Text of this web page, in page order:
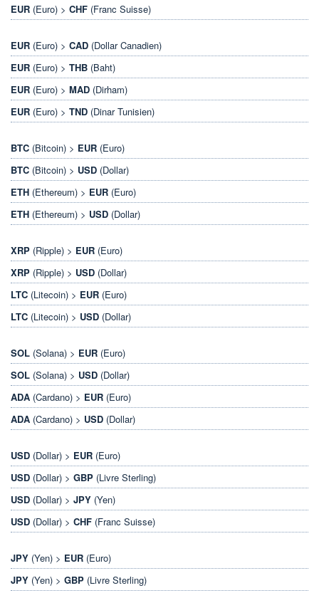
EUR (Euro) > CHF (Franc Suisse)
EUR (Euro) > CAD (Dollar Canadien)
EUR (Euro) > THB (Baht)
EUR (Euro) > MAD (Dirham)
EUR (Euro) > TND (Dinar Tunisien)
BTC (Bitcoin) > EUR (Euro)
BTC (Bitcoin) > USD (Dollar)
ETH (Ethereum) > EUR (Euro)
ETH (Ethereum) > USD (Dollar)
XRP (Ripple) > EUR (Euro)
XRP (Ripple) > USD (Dollar)
LTC (Litecoin) > EUR (Euro)
LTC (Litecoin) > USD (Dollar)
SOL (Solana) > EUR (Euro)
SOL (Solana) > USD (Dollar)
ADA (Cardano) > EUR (Euro)
ADA (Cardano) > USD (Dollar)
USD (Dollar) > EUR (Euro)
USD (Dollar) > GBP (Livre Sterling)
USD (Dollar) > JPY (Yen)
USD (Dollar) > CHF (Franc Suisse)
JPY (Yen) > EUR (Euro)
JPY (Yen) > GBP (Livre Sterling)